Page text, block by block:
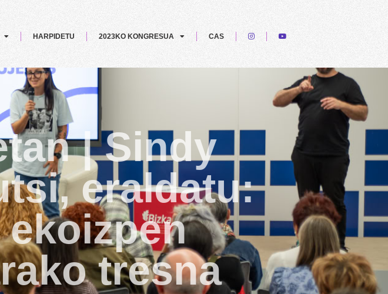
HARPIDETU 2023KO KONGRESUA CAS
| Sindy
eraldatu:
tresna